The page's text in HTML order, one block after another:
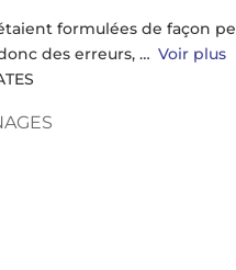
formulées de façon
des erreurs,
Voir plus